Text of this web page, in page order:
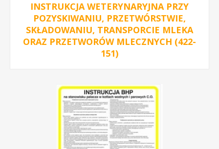
INSTRUKCJA WETERYNARYJNA PRZY
POZYSKIWANIU, PRZETWÓRSTWIE,
SKŁADOWANIU, TRANSPORCIE MLEKA
ORAZ PRZETWORÓW MLECZNYCH (422-
151)